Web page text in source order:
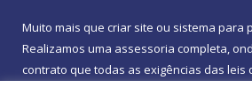
Muito mais que criar site ou sistema para
Realizamos uma assessoria completa,
contrato que todas as exigências das leis